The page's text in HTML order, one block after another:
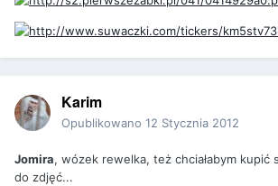
Karim
Opublikowano 12 Stycznia 2012
Jomira, wózek rewelka, też chciałabym kupić
do zdjęć...